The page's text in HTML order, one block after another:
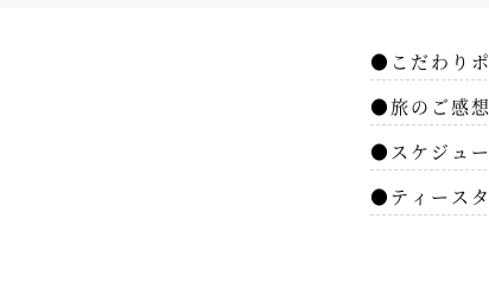
●こだわり
●旅のご感想
●スケジュ
●ティース